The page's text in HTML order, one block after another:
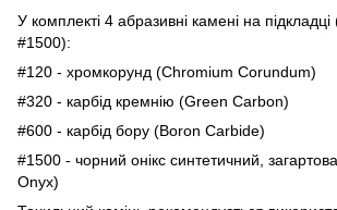
У комплекті 4 абразивні камені на
#1500):
#120 - хромкорунд (Chromium Corundum)
#320 - карбід кремнію (Green Carbon)
#600 - карбід бору (Boron Carbide)
#1500 - чорний онікс синтетичний,
Onyx)